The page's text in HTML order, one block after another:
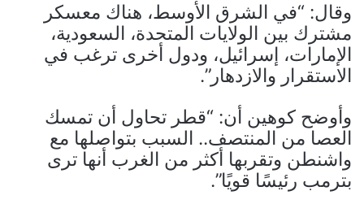
وقال: “في الشرق الأوسط، هناك معسكر
مشترك بين الولايات المتحدة، السعودية،
الإمارات، إسرائيل، ودول أخرى ترغب في
الاستقرار والازدهار”.
وأوضح كوهين أن: “قطر تحاول أن تمسك
العصا من المنتصف.. السبب بتواصلها مع
واشنطن وتقربها أكثر من الغرب أنها ترى
بترمب رئيسًا قويًا”.